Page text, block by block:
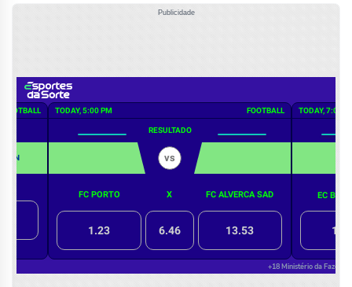
Publicidade